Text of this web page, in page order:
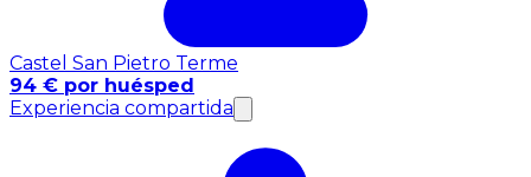
Castel San Pietro Terme
94 € por huésped
Experiencia compartida